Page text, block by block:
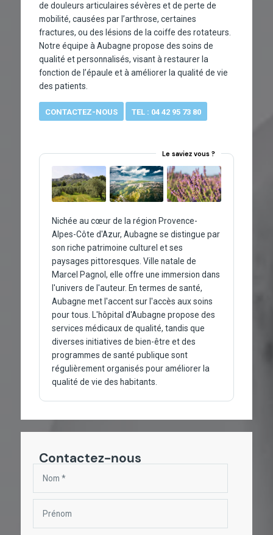
de douleurs articulaires sévères et de perte de
mobilité, causées par l’arthrose, certaines
fractures, ou des lésions de la coiffe des rotateurs.
Notre équipe à Aubagne propose des soins de
qualité et personnalisés, visant à restaurer la
fonction de l’épaule et à améliorer la qualité de vie
des patients.
CONTACTEZ-NOUS TEL : 04 42 95 73 80
Le saviez vous ?
Nichée au cœur de la région Provence-
Alpes-Côte d'Azur, Aubagne se distingue par
son riche patrimoine culturel et ses
paysages pittoresques. Ville natale de
Marcel Pagnol, elle offre une immersion dans
l'univers de l'auteur. En termes de santé,
Aubagne met l'accent sur l'accès aux soins
pour tous. L'hôpital d'Aubagne propose des
services médicaux de qualité, tandis que
diverses initiatives de bien-être et des
programmes de santé publique sont
régulièrement organisés pour améliorer la
qualité de vie des habitants.
Contactez-nous